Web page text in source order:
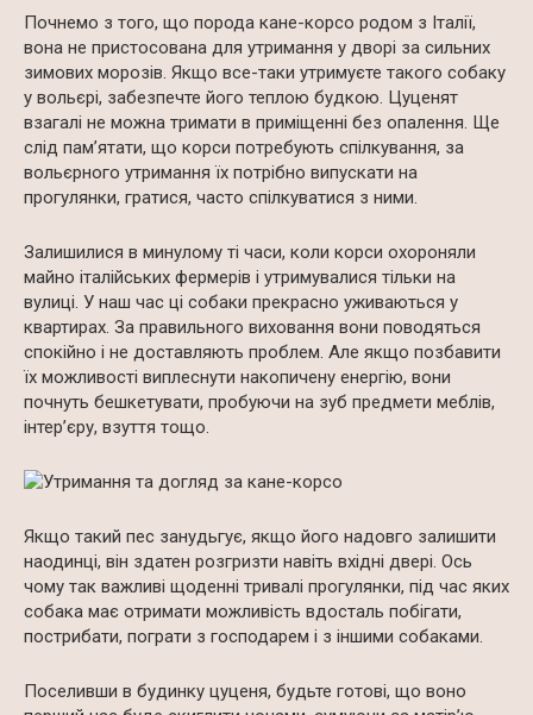
Почнемо з того, що порода кане-корсо родом з Італії,
вона не пристосована для утримання у дворі за сильних
зимових морозів. Якщо все-таки утримуєте такого собаку
у вольєрі, забезпечте його теплою будкою. Цуценят
взагалі не можна тримати в приміщенні без опалення. Ще
слід пам’ятати, що корси потребують спілкування, за
вольєрного утримання їх потрібно випускати на
прогулянки, гратися, часто спілкуватися з ними.
Залишилися в минулому ті часи, коли корси охороняли
майно італійських фермерів і утримувалися тільки на
вулиці. У наш час ці собаки прекрасно уживаються у
квартирах. За правильного виховання вони поводяться
спокійно і не доставляють проблем. Але якщо позбавити
їх можливості виплеснути накопичену енергію, вони
почнуть бешкетувати, пробуючи на зуб предмети меблів,
інтер’єру, взуття тощо.
Якщо такий пес занудьгує, якщо його надовго залишити
наодинці, він здатен розгризти навіть вхідні двері. Ось
чому так важливі щоденні тривалі прогулянки, під час яких
собака має отримати можливість вдосталь побігати,
пострибати, пограти з господарем і з іншими собаками.
Поселивши в будинку цуценя, будьте готові, що воно